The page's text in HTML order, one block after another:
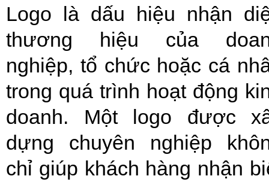
Logo là dấu hiệu nhận
thương hiệu của
nghiệp, tổ chức hoặc cá
trong quá trình hoạt động
doanh. Một logo được
dựng chuyên nghiệp
chỉ giúp khách hàng nhận